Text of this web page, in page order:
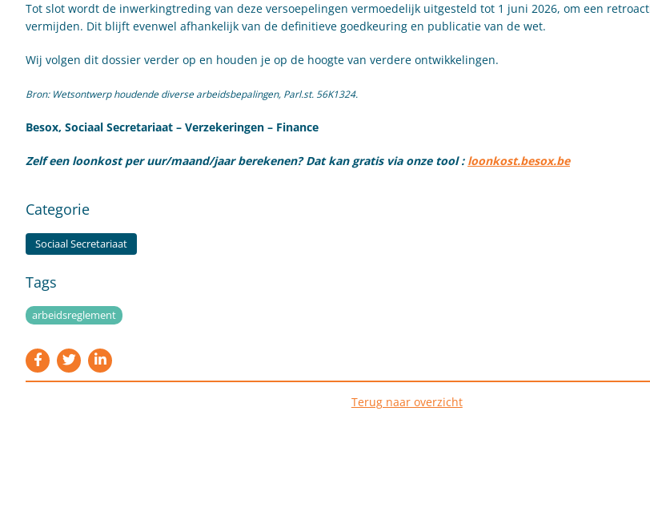
Tot slot wordt de inwerkingtreding van deze versoepelingen vermoedelijk uitgesteld tot 1 juni 2026, om een
vermijden. Dit blijft evenwel afhankelijk van de definitieve goedkeuring en publicatie van de wet.
Wij volgen dit dossier verder op en houden je op de hoogte van verdere ontwikkelingen.
Bron: Wetsontwerp houdende diverse arbeidsbepalingen, Parl.st. 56K1324.
Besox, Sociaal Secretariaat – Verzekeringen – Finance
Zelf een loonkost per uur/maand/jaar berekenen? Dat kan gratis via onze tool : loonkost.besox.be
Categorie
Sociaal Secretariaat
Tags
arbeidsreglement
Terug naar overzicht